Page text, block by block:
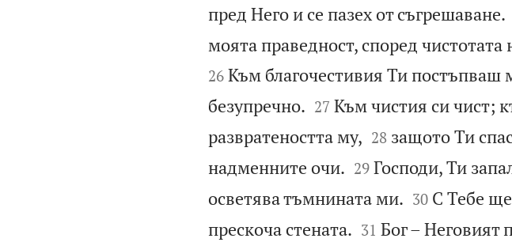
пред Него и се пазех от съгрешаване.
моята праведност, според
26 Към благочестивия Ти постъпваш
безупречно.
27 Към чистия си чист;
развратеността му, 

28 защото Ти
надменните очи.
29 Господи, Ти
осветява тъмнината ми.
30 С Тебе
прескоча стената.
31 Бог – Неговият